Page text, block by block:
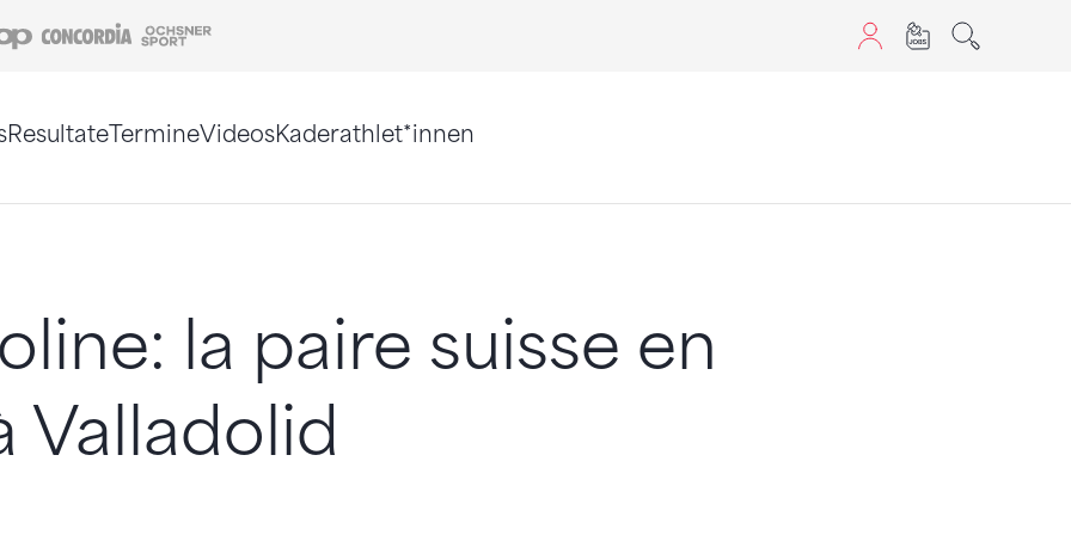
Coop Concordia
ResultateTermineVideosKaderathlet*innen
la paire suisse en
Valladolid